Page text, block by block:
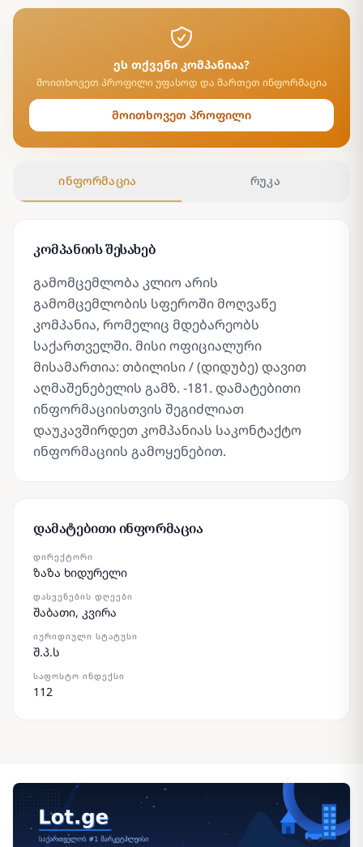
ეს თქვენი კომპანიაა?
მოითხოვეთ პროფილი უფასოდ და მართეთ ინფორმაცია
მოითხოვეთ პროფილი
ინფორმაცია რუკა
კომპანიის შესახებ
გამომცემლობა კლიო არის
გამომცემლობის სფეროში მოღვაწე
კომპანია, რომელიც მდებარეობს
საქართველში. მისი ოფიციალური
მისამართია: თბილისი / (დიდუბე) დავით
აღმაშენებელის გამზ. -181. დამატებითი
ინფორმაციისთვის შეგიძლიათ
დაუკავშირდეთ კომპანიას საკონტაქტო
ინფორმაციის გამოყენებით.
დამატებითი ინფორმაცია
ᲓᲘᲠᲔᲥᲢᲝᲠᲘ
ზაზა ხიდურელი
ᲓᲐᲡᲕᲔᲜᲔᲑᲘᲡ ᲓᲦᲔᲔᲑᲘ
შაბათი, კვირა
ᲘᲣᲠᲘᲓᲘᲣᲚᲘ ᲡᲢᲐᲢᲣᲡᲘ
შ.პ.ს
ᲡᲐᲤᲝᲡᲢᲝ ᲘᲜᲓᲔᲥᲡᲘ
112